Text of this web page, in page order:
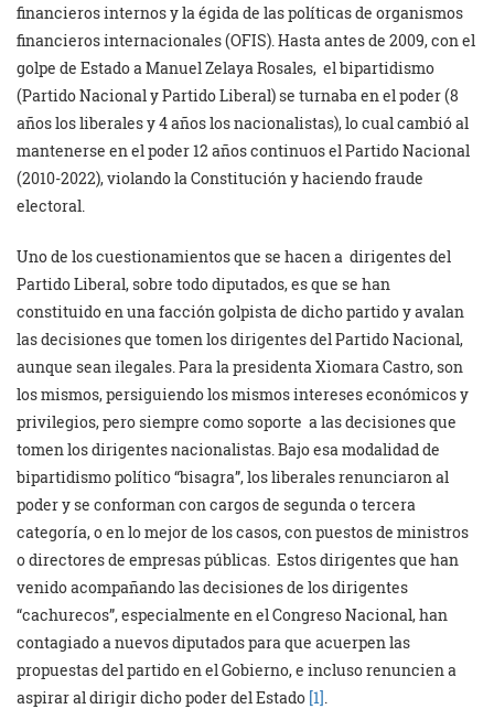
financieros internos y la égida de las políticas de organismos
financieros internacionales (OFIS). Hasta antes de 2009, con el
golpe de Estado a Manuel Zelaya Rosales, el bipartidismo
(Partido Nacional y Partido Liberal) se turnaba en el poder (8
años los liberales y 4 años los nacionalistas), lo cual cambió al
mantenerse en el poder 12 años continuos el Partido Nacional
(2010-2022), violando la Constitución y haciendo fraude
electoral.
Uno de los cuestionamientos que se hacen a dirigentes del
Partido Liberal, sobre todo diputados, es que se han
constituido en una facción golpista de dicho partido y avalan
las decisiones que tomen los dirigentes del Partido Nacional,
aunque sean ilegales. Para la presidenta Xiomara Castro, son
los mismos, persiguiendo los mismos intereses económicos y
privilegios, pero siempre como soporte a las decisiones que
tomen los dirigentes nacionalistas. Bajo esa modalidad de
bipartidismo político “bisagra”, los liberales renunciaron al
poder y se conforman con cargos de segunda o tercera
categoría, o en lo mejor de los casos, con puestos de ministros
o directores de empresas públicas. Estos dirigentes que han
venido acompañando las decisiones de los dirigentes
“cachurecos”, especialmente en el Congreso Nacional, han
contagiado a nuevos diputados para que acuerpen las
propuestas del partido en el Gobierno, e incluso renuncien a
aspirar al dirigir dicho poder del Estado [1]